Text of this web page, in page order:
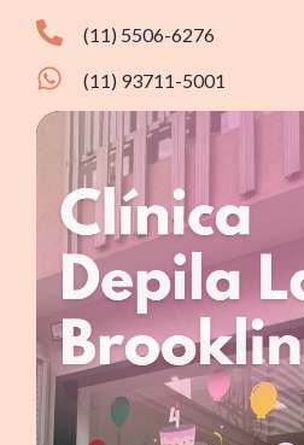
(11) 5506-6276
(11) 93711-5001